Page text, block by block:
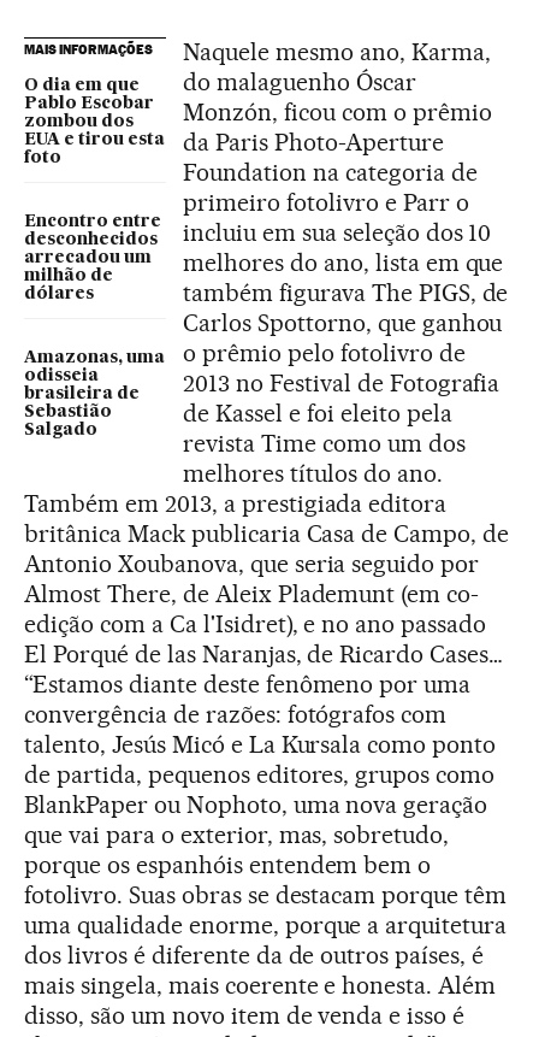
MAIS INFORMAÇÕES
O dia em que
Pablo Escobar
zombou dos
EUA e tirou esta
foto
Encontro entre
desconhecidos
arrecadou um
milhão de
dólares
Amazonas, uma
odisseia
brasileira de
Sebastião
Salgado
Naquele mesmo ano, Karma,
do malaguenho Óscar
Monzón, ficou com o prêmio
da Paris Photo-Aperture
Foundation na categoria de
primeiro fotolivro e Parr o
incluiu em sua seleção dos 10
melhores do ano, lista em que
também figurava The PIGS, de
Carlos Spottorno, que ganhou
o prêmio pelo fotolivro de
2013 no Festival de Fotografia
de Kassel e foi eleito pela
revista Time como um dos
melhores títulos do ano.
Também em 2013, a prestigiada editora
britânica Mack publicaria Casa de Campo, de
Antonio Xoubanova, que seria seguido por
Almost There, de Aleix Plademunt (em co-
edição com a Ca l'Isidret), e no ano passado
El Porqué de las Naranjas, de Ricardo Cases…
“Estamos diante deste fenômeno por uma
convergência de razões: fotógrafos com
talento, Jesús Micó e La Kursala como ponto
de partida, pequenos editores, grupos como
BlankPaper ou Nophoto, uma nova geração
que vai para o exterior, mas, sobretudo,
porque os espanhóis entendem bem o
fotolivro. Suas obras se destacam porque têm
uma qualidade enorme, porque a arquitetura
dos livros é diferente da de outros países, é
mais singela, mais coerente e honesta. Além
disso, são um novo item de venda e isso é